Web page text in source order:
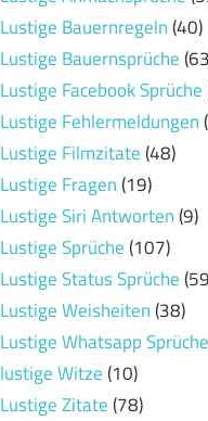
Lustige Bauernregeln(40)
Lustige Bauernsprüche
Lustige Facebook Sprüche
Lustige Fehlermeldungen
Lustige Filmzitate(48)
Lustige Fragen(19)
Lustige Siri Antworten(9)
Lustige Sprüche(107)
Lustige Status Sprüche
Lustige Weisheiten(38)
Lustige Whatsapp Sprüche
lustige Witze(10)
Lustige Zitate(78)